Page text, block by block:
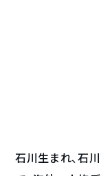
石川生まれ、石